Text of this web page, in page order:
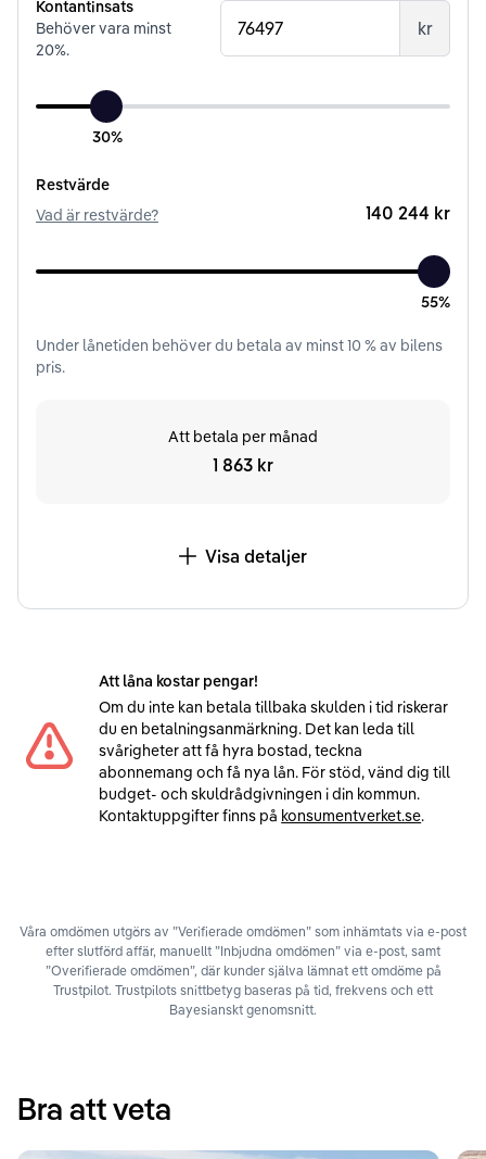
Kontantinsats
Behöver vara minst
20%.
kr
30%
Restvärde
Vad är restvärde?
140 244 kr
55%
Under lånetiden behöver du betala av minst10% av bilens
pris.
Att betala per månad
1 863 kr
Visa detaljer
Att låna kostar pengar!
Om du inte kan betala tillbaka skulden i tid riskerar
du en betalningsanmärkning. Det kan leda till
svårigheter att få hyra bostad, teckna
abonnemang och få nya lån. För stöd, vänd dig till
budget- och skuldrådgivningen i din kommun.
Kontaktuppgifter finns på konsumentverket.se.
Våra omdömen utgörs av ”Verifierade omdömen” som inhämtats via e-post
efter slutförd affär, manuellt ”Inbjudna omdömen” via e-post, samt
”Overifierade omdömen”, där kunder själva lämnat ett omdöme på
Trustpilot. Trustpilots snittbetyg baseras på tid, frekvens och ett
Bayesianskt genomsnitt.
Bra att veta